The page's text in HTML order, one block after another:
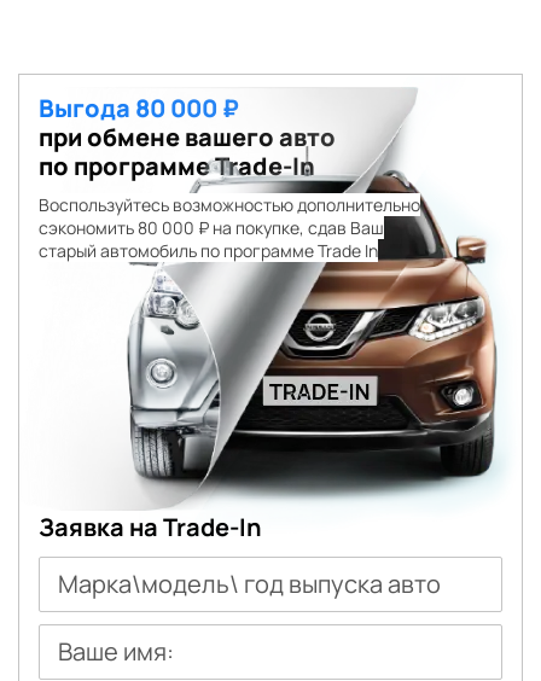
Выгода 80 000 ₽
при обмене вашего авто
по программе Trade-In
Воспользуйтесь возможностью дополнительно
сэкономить 80 000 ₽ на покупке, сдав Ваш
старый автомобиль по программе Trade In
Заявка на Trade-In
Марка\модель\ год выпуска авто
Ваше имя: